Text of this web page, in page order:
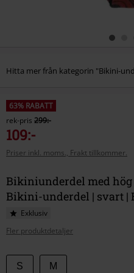
Hitta mer från kategorin "Bikini-
63% RABATT
rek-pris 299:-
109:-
Priser inkl. moms., Frakt tillkommer.
Bikiniunderdel med
Bikini-underdel | svart |
Exklusiv
Fler produktdetaljer
Välj
S M